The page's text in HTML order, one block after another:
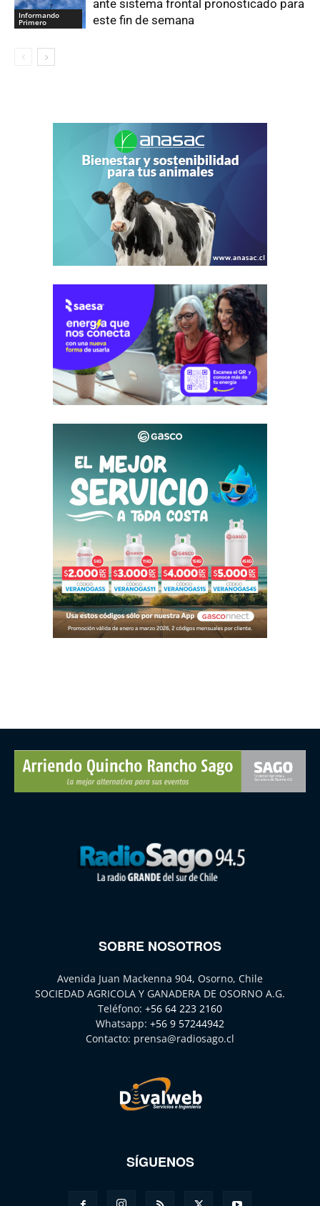
Informando
Primero
ante sistema frontal pronosticado para
este fin de semana
SOBRE NOSOTROS
Avenida Juan Mackenna 904, Osorno, Chile
SOCIEDAD AGRICOLA Y GANADERA DE OSORNO A.G.
Teléfono: +56 64 223 2160
Whatsapp: +56 9 57244942
Contacto: prensa@radiosago.cl
SÍGUENOS